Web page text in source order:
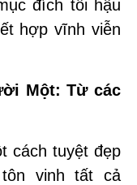
đích tối hậu
hợp vĩnh viễn
Một: Từ các
cách tuyệt đẹp
vinh tất cả